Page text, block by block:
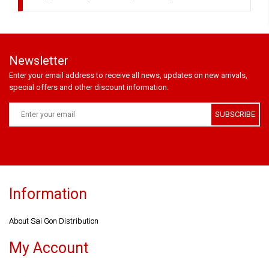
Newsletter
Enter your email address to receive all news, updates on new arrivals,
special offers and other discount information.
SUBSCRIBE
Information
About Sai Gon Distribution
My Account